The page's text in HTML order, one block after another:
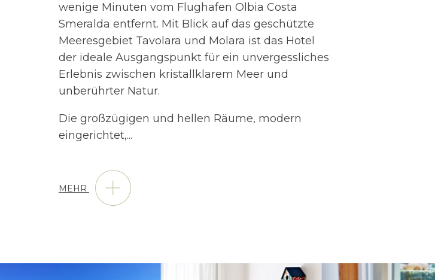
wenige Minuten vom Flughafen Olbia Costa
Smeralda entfernt. Mit Blick auf das geschützte
Meeresgebiet Tavolara und Molara ist das Hotel
der ideale Ausgangspunkt für ein unvergessliches
Erlebnis zwischen kristallklarem Meer und
unberührter Natur.
Die großzügigen und hellen Räume, modern
eingerichtet,...
MEHR